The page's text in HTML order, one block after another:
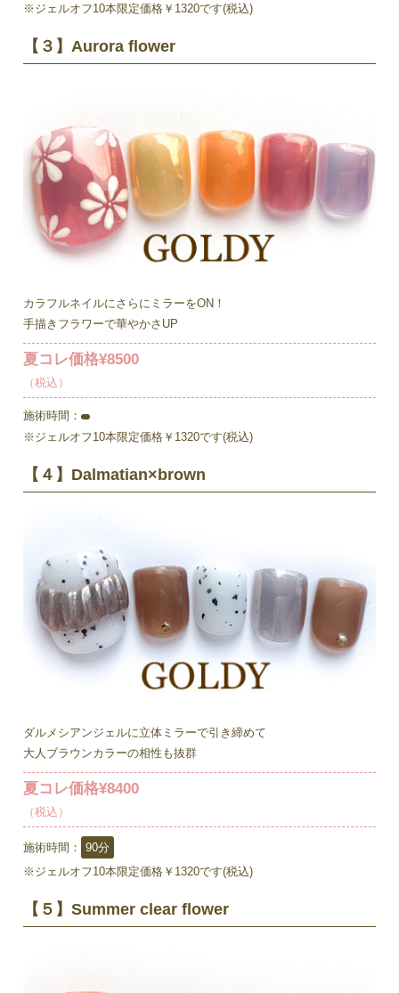
※ジェルオフ10本限定価格￥1320です(税込)
【３】Aurora flower
カラフルネイルにさらにミラーをON！
手描きフラワーで華やかさUP
夏コレ価格¥8500
（税込）
施術時間：
※ジェルオフ10本限定価格￥1320です(税込)
【４】Dalmatian×brown
ダルメシアンジェルに立体ミラーで引き締めて
大人ブラウンカラーの相性も抜群
夏コレ価格¥8400
（税込）
施術時間：
90分
※ジェルオフ10本限定価格￥1320です(税込)
【５】Summer clear flower